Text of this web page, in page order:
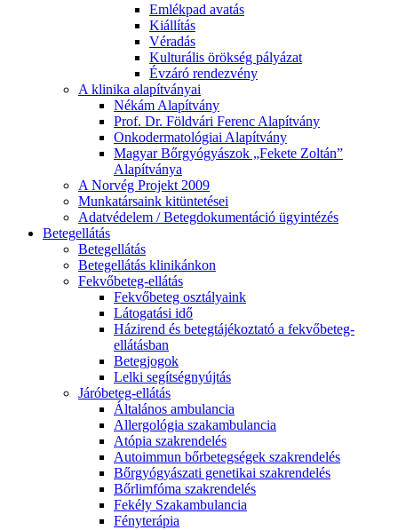
Emlékpad avatás
Kiállítás
Véradás
Kulturális örökség pályázat
Évzáró rendezvény
A klinika alapítványai
Nékám Alapítvány
Prof. Dr. Földvári Ferenc Alapítvány
Onkodermatológiai Alapítvány
Magyar Bőrgyógyászok „Fekete Zoltán”
Alapítványa
A Norvég Projekt 2009
Munkatársaink kitüntetései
Adatvédelem / Betegdokumentáció ügyintézés
Betegellátás
Betegellátás
Betegellátás klinikánkon
Fekvőbeteg-ellátás
Fekvőbeteg osztályaink
Látogatási idő
Házirend és betegtájékoztató a fekvőbeteg-
ellátásban
Betegjogok
Lelki segítségnyújtás
Járóbeteg-ellátás
Általános ambulancia
Allergológia szakambulancia
Atópia szakrendelés
Autoimmun bőrbetegségek szakrendelés
Bőrgyógyászati genetikai szakrendelés
Bőrlimfóma szakrendelés
Fekély Szakambulancia
Fényterápia